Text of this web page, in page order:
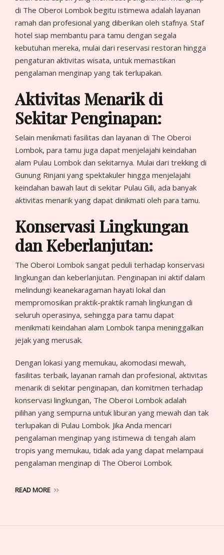
di The Oberoi Lombok begitu istimewa adalah layanan
ramah dan profesional yang diberikan oleh stafnya. Staf
hotel siap membantu para tamu dengan segala
kebutuhan mereka, mulai dari reservasi restoran hingga
pengaturan aktivitas wisata, untuk memastikan
pengalaman menginap yang tak terlupakan.
Aktivitas Menarik di
Sekitar Penginapan:
Selain menikmati fasilitas dan layanan di The Oberoi
Lombok, para tamu juga dapat menjelajahi keindahan
alam Pulau Lombok dan sekitarnya. Mulai dari trekking di
Gunung Rinjani yang spektakuler hingga menjelajahi
keindahan bawah laut di sekitar Pulau Gili, ada banyak
aktivitas menarik yang dapat dinikmati oleh para tamu.
Konservasi Lingkungan
dan Keberlanjutan:
The Oberoi Lombok sangat peduli terhadap konservasi
lingkungan dan keberlanjutan. Penginapan ini aktif dalam
melindungi keanekaragaman hayati lokal dan
mempromosikan praktik-praktik ramah lingkungan di
seluruh operasinya, sehingga para tamu dapat
menikmati keindahan alam Lombok tanpa meninggalkan
jejak yang merusak.
Dengan lokasi yang memukau, akomodasi mewah,
fasilitas terbaik, layanan ramah dan profesional, aktivitas
menarik di sekitar penginapan, dan komitmen terhadap
konservasi lingkungan, The Oberoi Lombok adalah
pilihan yang sempurna untuk liburan yang mewah dan tak
terlupakan di Pulau Lombok. Jika Anda mencari
pengalaman menginap yang istimewa di tengah alam
tropis yang memukau, tidak ada yang dapat melampaui
pengalaman menginap di The Oberoi Lombok.
READ MORE